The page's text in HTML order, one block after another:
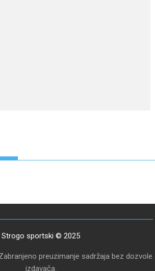
Strogo sportski © 2025
preuzimanje sadržaja bez dozvole
izdavača.